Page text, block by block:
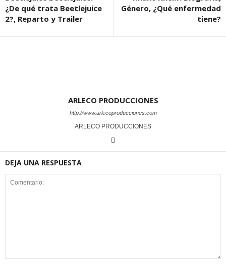
¿De qué trata Beetlejuice
2?, Reparto y Trailer
Género, ¿Qué enfermedad
tiene?
ARLECO PRODUCCIONES
http://www.arlecoproducciones.com
ARLECO PRODUCCIONES
DEJA UNA RESPUESTA